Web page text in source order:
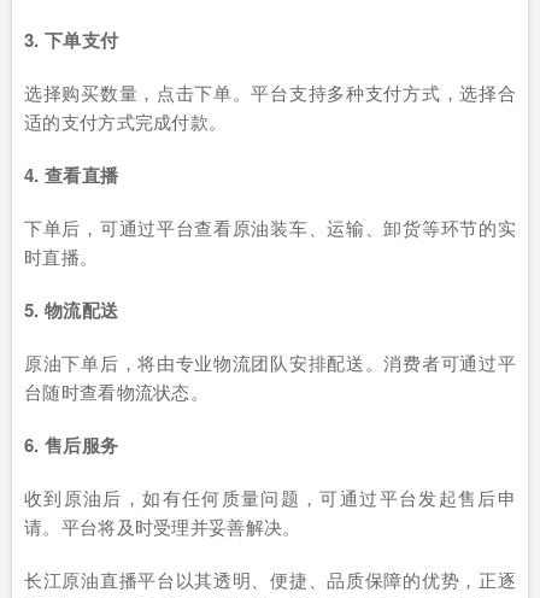
3. 下单支付
选择购买数量，点击下单。平台支持多种支付方式，选择合
适的支付方式完成付款。
4. 查看直播
下单后，可通过平台查看原油装车、运输、卸货等环节的实
时直播。
5. 物流配送
原油下单后，将由专业物流团队安排配送。消费者可通过平
台随时查看物流状态。
6. 售后服务
收到原油后，如有任何质量问题，可通过平台发起售后申
请。平台将及时受理并妥善解决。
长江原油直播平台以其透明、便捷、品质保障的优势，正逐